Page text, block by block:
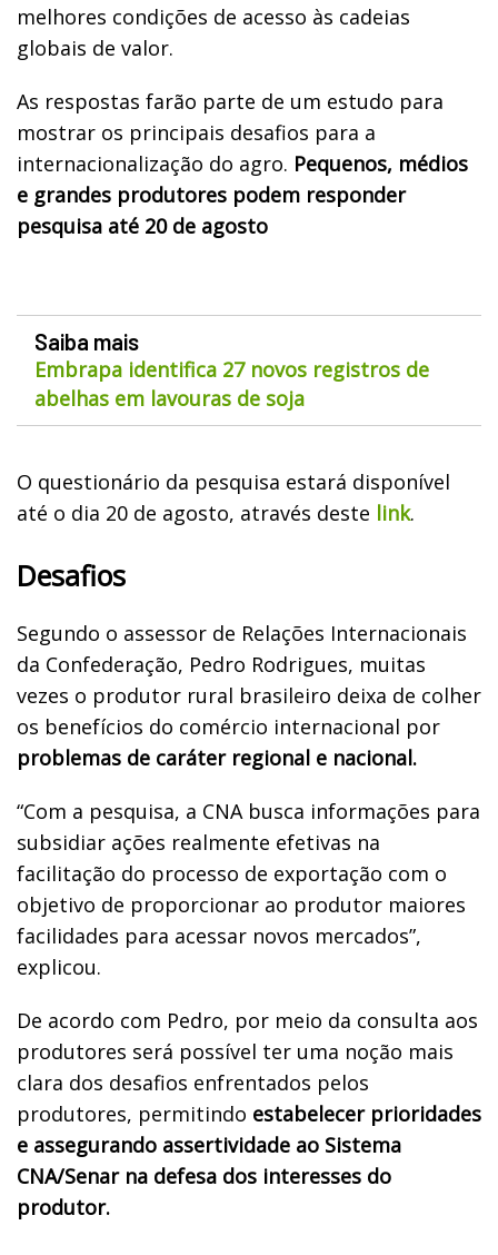
melhores condições de acesso às cadeias
globais de valor.
As respostas farão parte de um estudo para
mostrar os principais desafios para a
internacionalização do agro. Pequenos, médios
e grandes produtores podem responder
pesquisa até 20 de agosto
Saiba mais
Embrapa identifica 27 novos registros de
abelhas em lavouras de soja
O questionário da pesquisa estará disponível
até o dia 20 de agosto, através deste link.
Desafios
Segundo o assessor de Relações Internacionais
da Confederação, Pedro Rodrigues, muitas
vezes o produtor rural brasileiro deixa de colher
os benefícios do comércio internacional por
problemas de caráter regional e nacional.
“Com a pesquisa, a CNA busca informações para
subsidiar ações realmente efetivas na
facilitação do processo de exportação com o
objetivo de proporcionar ao produtor maiores
facilidades para acessar novos mercados”,
explicou.
De acordo com Pedro, por meio da consulta aos
produtores será possível ter uma noção mais
clara dos desafios enfrentados pelos
produtores, permitindo estabelecer prioridades
e assegurando assertividade ao Sistema
CNA/Senar na defesa dos interesses do
produtor.